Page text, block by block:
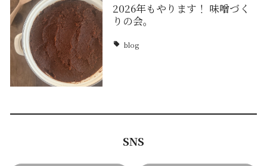
2026年もやります！ 味噌づく
りの会。
blog
SNS